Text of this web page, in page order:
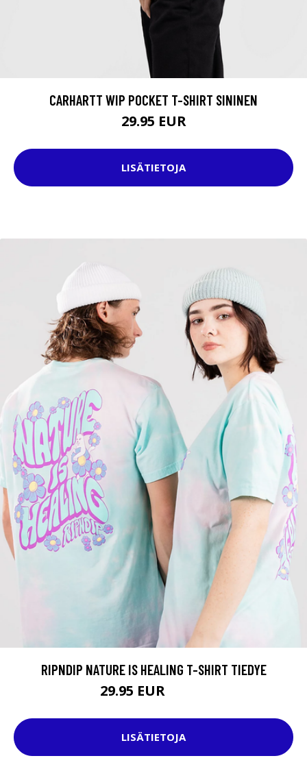
CARHARTT WIP POCKET T-SHIRT SININEN
29.95 EUR
LISÄTIETOJA
RIPNDIP NATURE IS HEALING T-SHIRT TIEDYE
29.95 EUR
LISÄTIETOJA